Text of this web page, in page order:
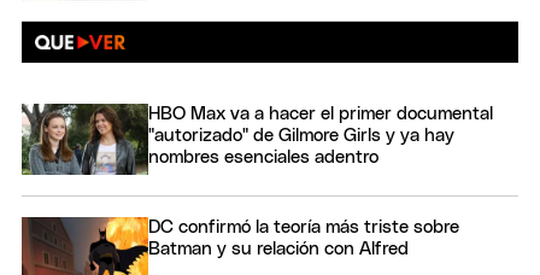
HBO Max va a hacer el primer documental
"autorizado" de Gilmore Girls y ya hay
nombres esenciales adentro
DC confirmó la teoría más triste sobre
Batman y su relación con Alfred